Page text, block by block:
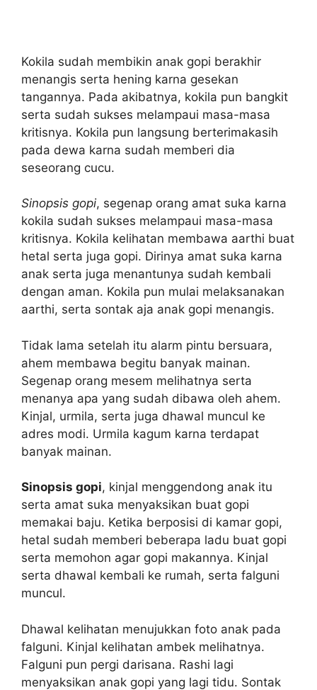
Kokila sudah membikin anak gopi berakhir
menangis serta hening karna gesekan
tangannya. Pada akibatnya, kokila pun bangkit
serta sudah sukses melampaui masa-masa
kritisnya. Kokila pun langsung berterimakasih
pada dewa karna sudah memberi dia
seseorang cucu.
Sinopsis gopi, segenap orang amat suka karna
kokila sudah sukses melampaui masa-masa
kritisnya. Kokila kelihatan membawa aarthi buat
hetal serta juga gopi. Dirinya amat suka karna
anak serta juga menantunya sudah kembali
dengan aman. Kokila pun mulai melaksanakan
aarthi, serta sontak aja anak gopi menangis.
Tidak lama setelah itu alarm pintu bersuara,
ahem membawa begitu banyak mainan.
Segenap orang mesem melihatnya serta
menanya apa yang sudah dibawa oleh ahem.
Kinjal, urmila, serta juga dhawal muncul ke
adres modi. Urmila kagum karna terdapat
banyak mainan.
Sinopsis gopi, kinjal menggendong anak itu
serta amat suka menyaksikan buat gopi
memakai baju. Ketika berposisi di kamar gopi,
hetal sudah memberi beberapa ladu buat gopi
serta memohon agar gopi makannya. Kinjal
serta dhawal kembali ke rumah, serta falguni
muncul.
Dhawal kelihatan menujukkan foto anak pada
falguni. Kinjal kelihatan ambek melihatnya.
Falguni pun pergi darisana. Rashi lagi
menyaksikan anak gopi yang lagi tidu. Sontak